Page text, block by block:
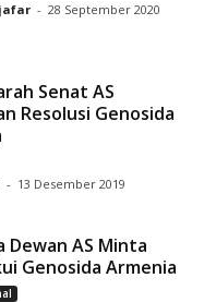
- 28 September 2020
Senat AS
Resolusi Genosida
- 13 Desember 2019
Dewan AS Minta
Genosida Armenia